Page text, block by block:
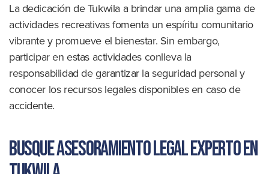
La dedicación de Tukwila a brindar una amplia gama de
actividades recreativas fomenta un espíritu comunitario
vibrante y promueve el bienestar. Sin embargo,
participar en estas actividades conlleva la
responsabilidad de garantizar la seguridad personal y
conocer los recursos legales disponibles en caso de
accidente.
Busque asesoramiento legal experto en